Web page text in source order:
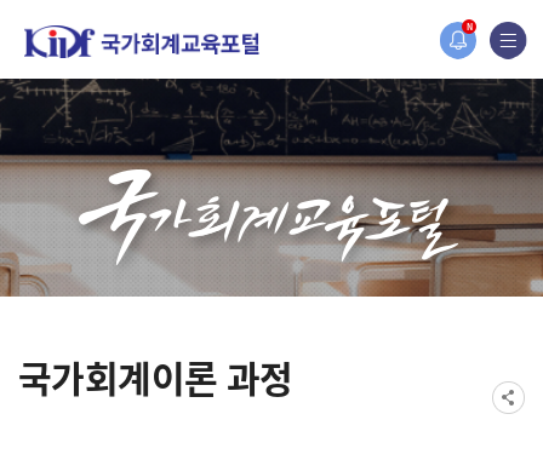
N
홈페이지가 새롭게 개편되었습니다.
한국조세재정연구원홈페이지가 새롭게 개설되었습니다.
국가회계이론 과정